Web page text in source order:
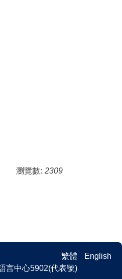
瀏覽數: 2309
繁體 English
言中心5902(代表號)